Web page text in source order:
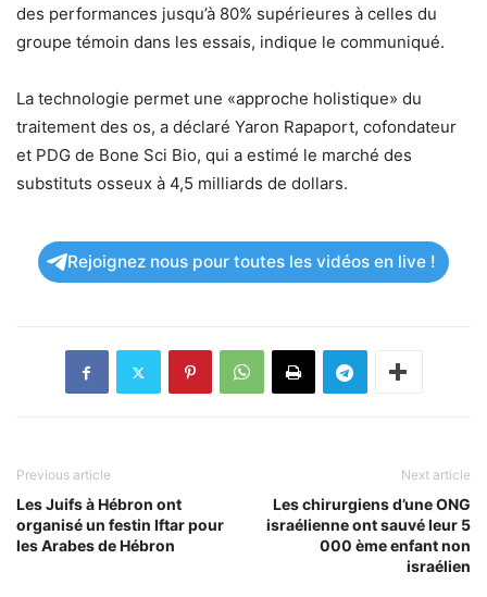
des performances jusqu’à 80% supérieures à celles du
groupe témoin dans les essais, indique le communiqué.
La technologie permet une «approche holistique» du
traitement des os, a déclaré Yaron Rapaport, cofondateur
et PDG de Bone Sci Bio, qui a estimé le marché des
substituts osseux à 4,5 milliards de dollars.
Rejoignez nous pour toutes les vidéos en live !
Previous article
Les Juifs à Hébron ont
organisé un festin Iftar pour
les Arabes de Hébron
Next article
Les chirurgiens d’une ONG
israélienne ont sauvé leur 5
000 ème enfant non
israélien